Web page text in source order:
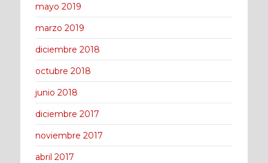
mayo 2019
marzo 2019
diciembre 2018
octubre 2018
junio 2018
diciembre 2017
noviembre 2017
abril 2017